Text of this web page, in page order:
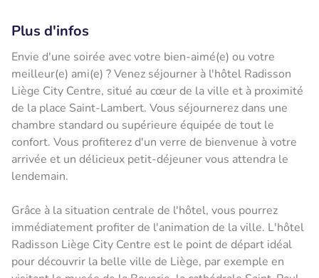
Plus d'infos
Envie d'une soirée avec votre bien-aimé(e) ou votre
meilleur(e) ami(e) ? Venez séjourner à l'hôtel Radisson
Liège City Centre, situé au cœur de la ville et à proximité
de la place Saint-Lambert. Vous séjournerez dans une
chambre standard ou supérieure équipée de tout le
confort. Vous profiterez d'un verre de bienvenue à votre
arrivée et un délicieux petit-déjeuner vous attendra le
lendemain.
Grâce à la situation centrale de l'hôtel, vous pourrez
immédiatement profiter de l'animation de la ville. L'hôtel
Radisson Liège City Centre est le point de départ idéal
pour découvrir la belle ville de Liège, par exemple en